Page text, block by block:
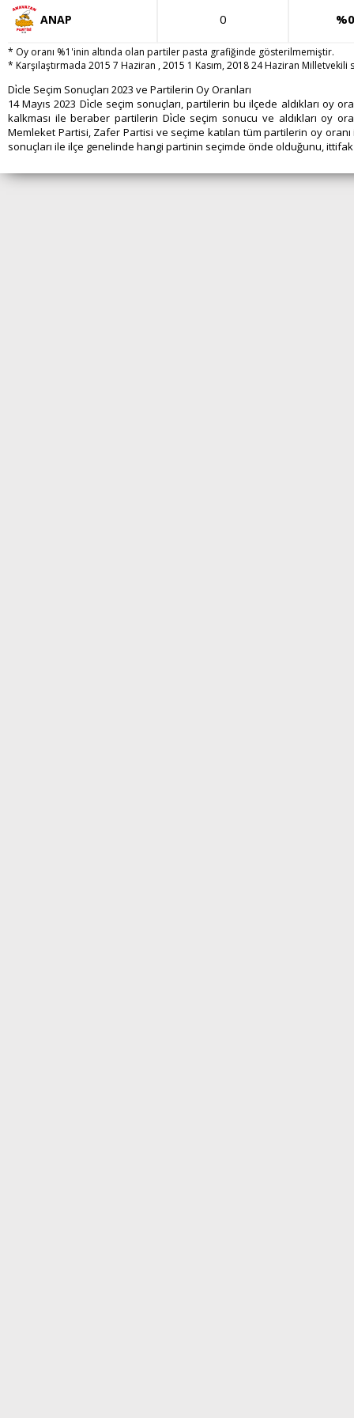
ANAP 0
* Oy oranı %1'inin altında olan partiler pasta grafiğinde gösterilmemiştir.
* Karşılaştırmada 2015 7 Haziran , 2015 1 Kasım, 2018 24 Haziran Milletvekili
Di̇cle Seçim Sonuçları 2023 ve Partilerin Oy Oranları
14 Mayıs 2023 Di̇cle seçim sonuçları, partilerin bu ilçede aldıkları oy
kalkması ile beraber partilerin Di̇cle seçim sonucu ve aldıkları oy
Memleket Partisi, Zafer Partisi ve seçime katılan tüm partilerin oy
sonuçları ile ilçe genelinde hangi partinin seçimde önde olduğunu,